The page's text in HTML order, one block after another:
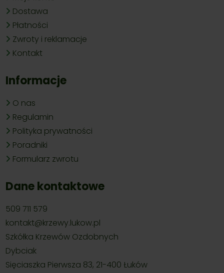
Dostawa
Płatności
Zwroty i reklamacje
Kontakt
Informacje
O nas
Regulamin
Polityka prywatności
Poradniki
Formularz zwrotu
Dane kontaktowe
509 711 579
kontakt@krzewy.lukow.pl
Szkółka Krzewów Ozdobnych
Dybciak
Sięciaszka Pierwsza 83, 21-400 Łuków